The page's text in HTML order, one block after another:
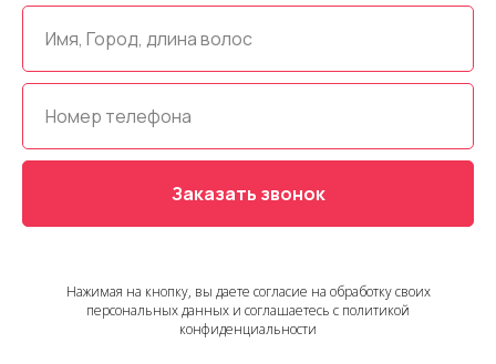
Заказать звонок
Нажимая на кнопку, вы даете согласие на обработку своих
персональных данных и соглашаетесь с политикой
конфиденциальности